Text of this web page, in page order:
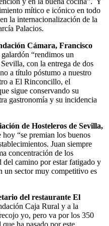
mítico e icónico en todo
la internacionalización de la
Palacios.
Cámara, Francisco
“rendimos un
con la entrega de dos
a título póstumo a nuestro
a El Rinconcillo, el
sigue conservando su
gastronomía y su incidencia
de Hosteleros de Sevilla,
hoy “se premian los buenos
Juan siempre
concentración de los
del camino por estar fatigado y
un sector muy competitivo es
del restaurante El
Caja Rural y a la
yo, pero va por los 350